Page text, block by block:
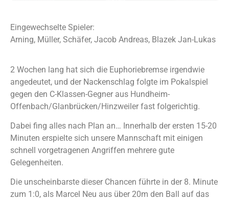
Eingewechselte Spieler:
Arning, Müller, Schäfer, Jacob Andreas, Blazek Jan-Lukas
2 Wochen lang hat sich die Euphoriebremse irgendwie
angedeutet, und der Nackenschlag folgte im Pokalspiel
gegen den C-Klassen-Gegner aus Hundheim-
Offenbach/Glanbrücken/Hinzweiler fast folgerichtig.
Dabei fing alles nach Plan an… Innerhalb der ersten 15-20
Minuten erspielte sich unsere Mannschaft mit einigen
schnell vorgetragenen Angriffen mehrere gute
Gelegenheiten.
Die unscheinbarste dieser Chancen führte in der 8. Minute
zum 1:0, als Marcel Neu aus über 20m den Ball auf das